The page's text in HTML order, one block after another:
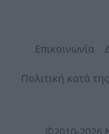
Επικοινωνία
Πολιτική κατά